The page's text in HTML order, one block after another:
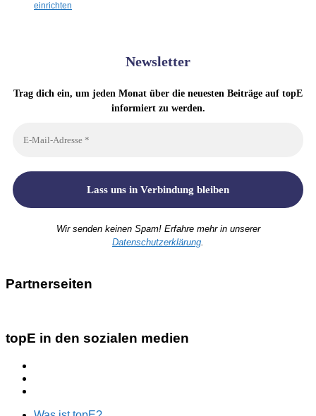
einrichten
Newsletter
Trag dich ein, um jeden Monat über die neuesten Beiträge auf topE
informiert zu werden.
Wir senden keinen Spam! Erfahre mehr in unserer
Datenschutzerklärung.
Partnerseiten
topE in den sozialen medien